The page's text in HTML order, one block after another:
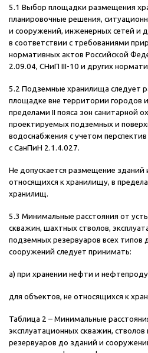
5.1 Выбор площадки размещения
планировочные решения,
и сооружений, инженерных сетей и
в соответствии с требованиями
нормативных актов Российской
2.09.04, СНиП III-10 и других
5.2 Подземные хранилища следует
площадке вне территории городов и
пределами II пояса зон санитарной
проектируемых подземных и
водоснабжения с учетом
с СанПиН 2.1.4.027.
Не допускается размещение зданий
относящихся к хранилищу, в
хранилищ.
5.3 Минимальные расстояния от
скважин, шахтных стволов,
подземных резервуаров всех типов
сооружений следует принимать:
а) при хранении нефти и
для объектов, не относящихся к
Таблица 2 – Минимальные
эксплуатационных скважин,
резервуаров до зданий и